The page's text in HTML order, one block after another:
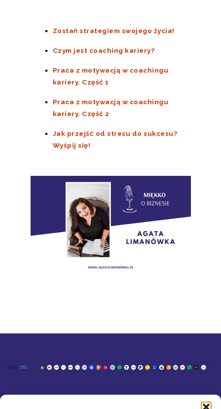
Zostań strategiem swojego życia!
Czym jest coaching kariery?
Praca z motywacją w coachingu
kariery. Część 1
Praca z motywacją w coachingu
kariery. Część 2
Jak przejść od stresu do sukcesu?
Wyśpij się!